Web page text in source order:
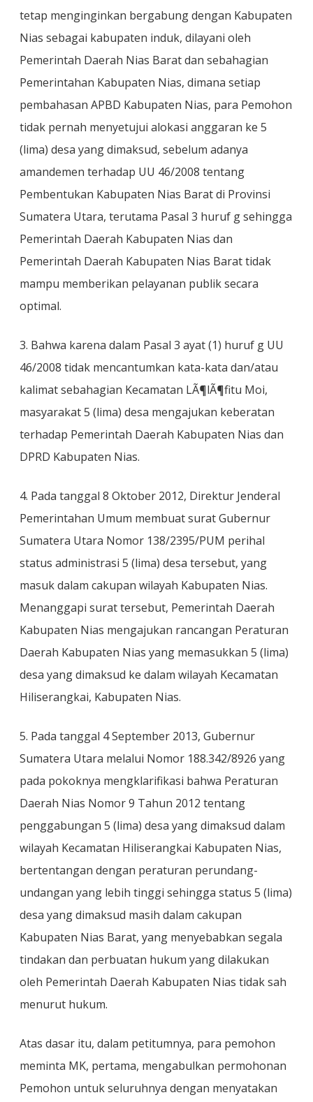
tetap menginginkan bergabung dengan Kabupaten
Nias sebagai kabupaten induk, dilayani oleh
Pemerintah Daerah Nias Barat dan sebahagian
Pemerintahan Kabupaten Nias, dimana setiap
pembahasan APBD Kabupaten Nias, para Pemohon
tidak pernah menyetujui alokasi anggaran ke 5
(lima) desa yang dimaksud, sebelum adanya
amandemen terhadap UU 46/2008 tentang
Pembentukan Kabupaten Nias Barat di Provinsi
Sumatera Utara, terutama Pasal 3 huruf g sehingga
Pemerintah Daerah Kabupaten Nias dan
Pemerintah Daerah Kabupaten Nias Barat tidak
mampu memberikan pelayanan publik secara
optimal.
3. Bahwa karena dalam Pasal 3 ayat (1) huruf g UU
46/2008 tidak mencantumkan kata-kata dan/atau
kalimat sebahagian Kecamatan LÃ¶lÃ¶fitu Moi,
masyarakat 5 (lima) desa mengajukan keberatan
terhadap Pemerintah Daerah Kabupaten Nias dan
DPRD Kabupaten Nias.
4. Pada tanggal 8 Oktober 2012, Direktur Jenderal
Pemerintahan Umum membuat surat Gubernur
Sumatera Utara Nomor 138/2395/PUM perihal
status administrasi 5 (lima) desa tersebut, yang
masuk dalam cakupan wilayah Kabupaten Nias.
Menanggapi surat tersebut, Pemerintah Daerah
Kabupaten Nias mengajukan rancangan Peraturan
Daerah Kabupaten Nias yang memasukkan 5 (lima)
desa yang dimaksud ke dalam wilayah Kecamatan
Hiliserangkai, Kabupaten Nias.
5. Pada tanggal 4 September 2013, Gubernur
Sumatera Utara melalui Nomor 188.342/8926 yang
pada pokoknya mengklarifikasi bahwa Peraturan
Daerah Nias Nomor 9 Tahun 2012 tentang
penggabungan 5 (lima) desa yang dimaksud dalam
wilayah Kecamatan Hiliserangkai Kabupaten Nias,
bertentangan dengan peraturan perundang-
undangan yang lebih tinggi sehingga status 5 (lima)
desa yang dimaksud masih dalam cakupan
Kabupaten Nias Barat, yang menyebabkan segala
tindakan dan perbuatan hukum yang dilakukan
oleh Pemerintah Daerah Kabupaten Nias tidak sah
menurut hukum.
Atas dasar itu, dalam petitumnya, para pemohon
meminta MK, pertama, mengabulkan permohonan
Pemohon untuk seluruhnya dengan menyatakan